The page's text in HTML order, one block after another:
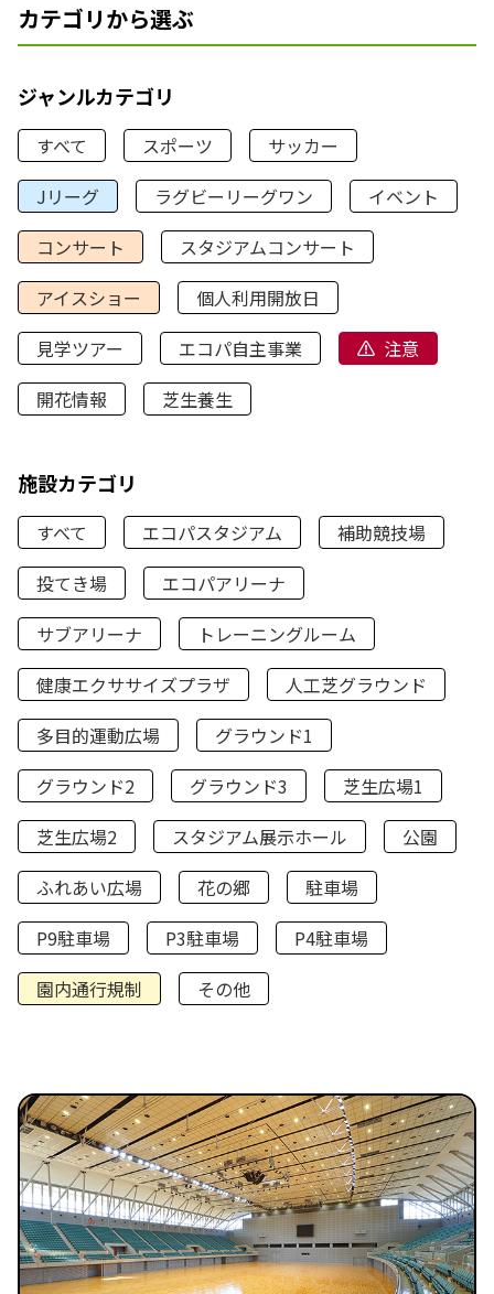
カテゴリから選ぶ
ジャンルカテゴリ
すべて スポーツ
サッカー
Jリーグ
ラグビーリーグワン
イベント
コンサート
スタジアムコンサート
アイスショー
個人利用開放日
見学ツアー
エコパ自主事業
注意
開花情報
芝生養生
施設カテゴリ
すべて エコパスタジアム
補助競技場
投てき場
エコパアリーナ
サブアリーナ
トレーニングルーム
健康エクササイズプラザ
人工芝グラウンド
多目的運動広場
グラウンド1
グラウンド2
グラウンド3
芝生広場1
芝生広場2
スタジアム展示ホール
公園
ふれあい広場
花の郷
駐車場
P9駐車場
P3駐車場
P4駐車場
園内通行規制
その他